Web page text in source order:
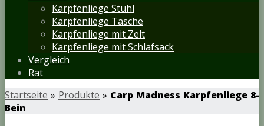
Karpfenliege Stuhl
Karpfenliege Tasche
Karpfenliege mit Zelt
Karpfenliege mit Schlafsack
Vergleich
Rat
Startseite » Produkte » Carp Madness Karpfenliege 8-
Bein